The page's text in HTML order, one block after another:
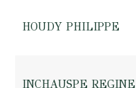
HOUDY PHILIPPE
INCHAUSPE REGINE